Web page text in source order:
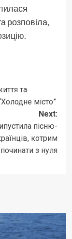
розповіла,
та
місто”
Next:
пісню-
котрим
з нуля